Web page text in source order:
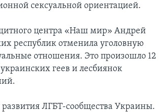
сексуальной ориентацией.
центра «Наш мир» Андрей
республик отменила уголовную
отношения. Это произошло 12
геев и лесбиянок
ЛГБТ-сообщества Украины.